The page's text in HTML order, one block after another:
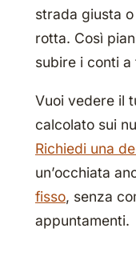
strada giusta
rotta. Così
subire i conti a
Vuoi vedere il
calcolato sui
Richiedi una
un’occhiata
fisso, senza
appuntamenti.